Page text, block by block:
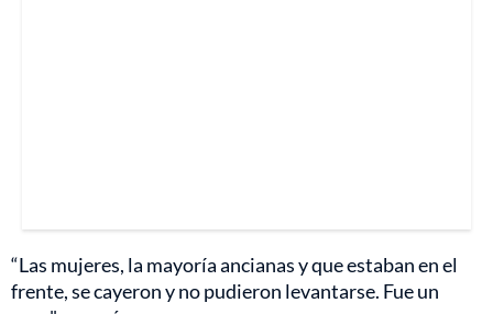
“Las mujeres, la mayoría ancianas y que estaban en el
frente, se cayeron y no pudieron levantarse. Fue un